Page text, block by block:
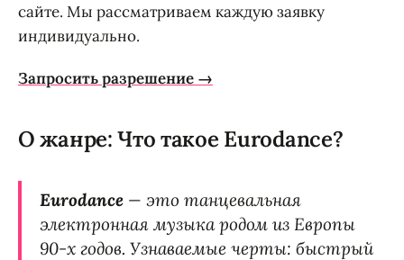
сайте. Мы рассматриваем каждую заявку
индивидуально.
Запросить разрешение →
О жанре: Что такое Eurodance?
Eurodance — это танцевальная
электронная музыка родом из Европы
90-х годов. Узнаваемые черты: быстрый